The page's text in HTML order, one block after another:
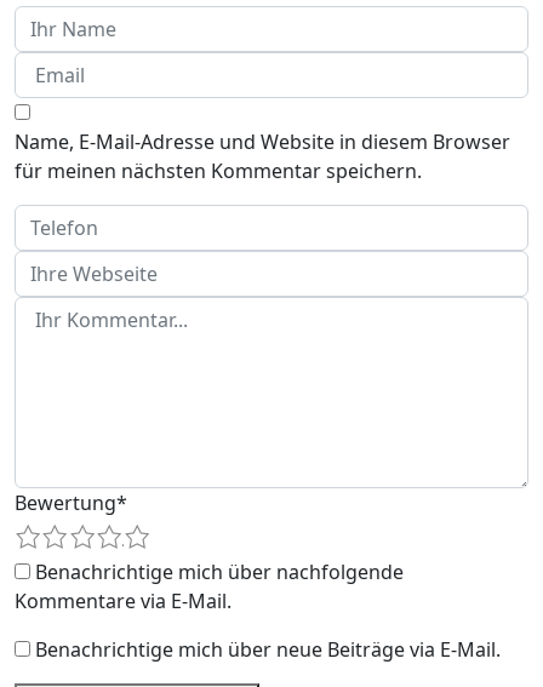
Name, E-Mail-Adresse und Website in diesem Browser
für meinen nächsten Kommentar speichern.
Bewertung*
4
3
2
1
Benachrichtige mich über nachfolgende
Kommentare via E-Mail.
Benachrichtige mich über neue Beiträge via E-Mail.